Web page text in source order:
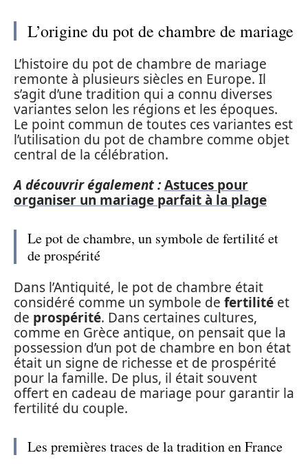
L’origine du pot de chambre de mariage
L’histoire du pot de chambre de mariage
remonte à plusieurs siècles en Europe. Il
s’agit d’une tradition qui a connu diverses
variantes selon les régions et les époques.
Le point commun de toutes ces variantes est
l’utilisation du pot de chambre comme objet
central de la célébration.
A découvrir également :Astuces pour
organiser un mariage parfait à la plage
Le pot de chambre, un symbole de fertilité et
de prospérité
Dans l’Antiquité, le pot de chambre était
considéré comme un symbole de fertilité et
de prospérité. Dans certaines cultures,
comme en Grèce antique, on pensait que la
possession d’un pot de chambre en bon état
était un signe de richesse et de prospérité
pour la famille. De plus, il était souvent
offert en cadeau de mariage pour garantir la
fertilité du couple.
Les premières traces de la tradition en France